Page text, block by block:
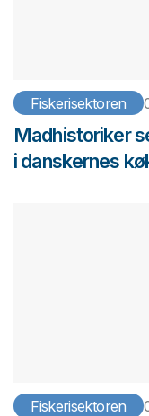
Fiskerisektoren
Madhistoriker
i danskernes
Fiskerisektoren